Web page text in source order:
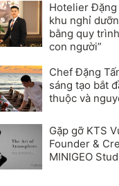
Hotelier
khu nghỉ
bằng quy
con người”
Chef Đặng
sáng tạo bắt
thuộc và
Gặp gỡ KTS
Founder &
MINIGEO